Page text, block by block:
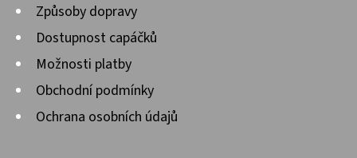
Způsoby dopravy
Dostupnost capáčků
Možnosti platby
Obchodní podmínky
Ochrana osobních údajů